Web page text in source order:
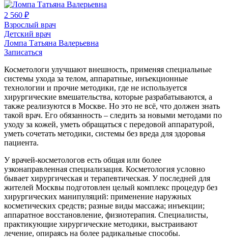
2 560 ₽
Взрослый врач
Детский врач
Ломпа Татьяна Валерьевна
Записаться
Косметологи улучшают внешность, применяя специальные
системы ухода за телом, аппаратные, инъекционные
технологии и прочие методики, где не используется
хирургические вмешательства, которые разрабатываются, а
также реализуются в Москве. Но это не всё, что должен знать
такой врач. Его обязанность – следить за новыми методами по
уходу за кожей, уметь обращаться с передовой аппаратурой,
уметь сочетать методики, системы без вреда для здоровья
пациента.
У врачей-косметологов есть общая или более
узконаправленная специализация. Косметология условно
бывает хирургическая и терапевтическая. У последней для
жителей Москвы подготовлен целый комплекс процедур без
хирургических манипуляций: применение наружных
косметических средств; разные виды массажа; инъекции;
аппаратное восстановление, физиотерапия. Специалисты,
практикующие хирургические методики, выстраивают
лечение, опираясь на более радикальные способы.